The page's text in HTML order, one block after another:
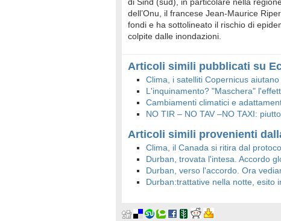
dell’Onu, il francese Jean-Maurice
fondi e ha sottolineato il rischio di
colpite dalle inondazioni.
Articoli simili pubblicati su
Clima, i satelliti Copernicus
L'inquinamento? "Maschera"
Cambiamenti climatici e
NO TIR – NO TAV –NO TAXI:
Articoli simili provenienti
Clima, il Canada si ritira dal
Durban, trovata l'intesa. Accordo
Durban, verso l'accordo. Ora
Durban:trattative nella notte, esito